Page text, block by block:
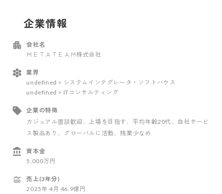
企業情報
会社名
ＭＥＴＡＴＥＡＭ株式会社
業界
undefined > システムインテグレータ・ソフトハウス
undefined > ITコンサルティング
企業の特徴
カジュアル面談歓迎 、上場を目指す、平均年齢20代、自社サービ
ス製品あり 、グローバルに活動 、残業少なめ
資本金
5,000万円
売上(3年分)
2025年 4月 46.9億円